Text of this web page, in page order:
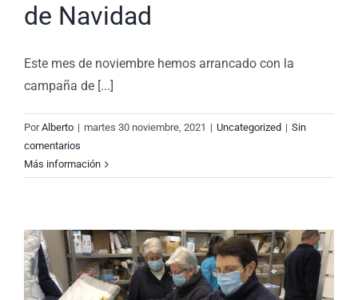
de Navidad
Este mes de noviembre hemos arrancado con la
campaña de [...]
PorAlberto | martes 30 noviembre, 2021 | Uncategorized | Sin
comentarios
Más información